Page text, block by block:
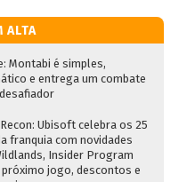
ALTA
Montabi é simples,
e entrega um combate
Ubisoft celebra os 25
franquia com novidades
Insider Program
próximo jogo, descontos e